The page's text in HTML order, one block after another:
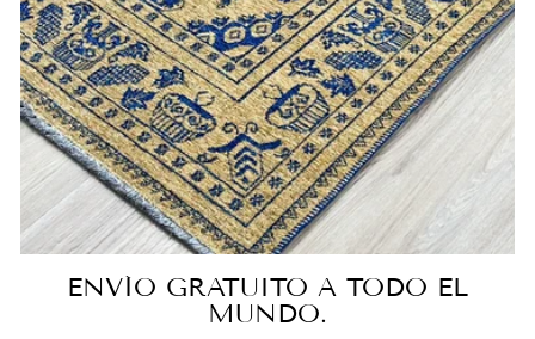
ENVÍO GRATUITO A TODO EL
MUNDO.